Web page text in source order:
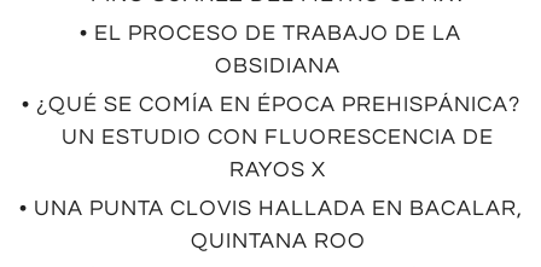
• EL PROCESO DE TRABAJO DE LA
OBSIDIANA
• ¿QUÉ SE COMÍA EN ÉPOCA PREHISPÁNICA?
UN ESTUDIO CON FLUORESCENCIA DE
RAYOS X
• UNA PUNTA CLOVIS HALLADA EN BACALAR,
QUINTANA ROO